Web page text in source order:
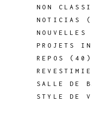
NON
NOTICIAS
NOUVELLES
PROJETS
REPOS
(40)
SALLE DE
STYLE DE